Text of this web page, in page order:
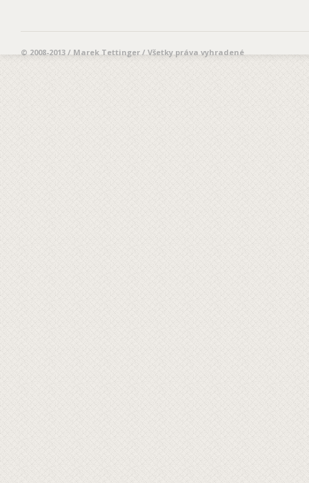
© 2008-2013 / Marek Tettinger / Všetky práva vyhradené